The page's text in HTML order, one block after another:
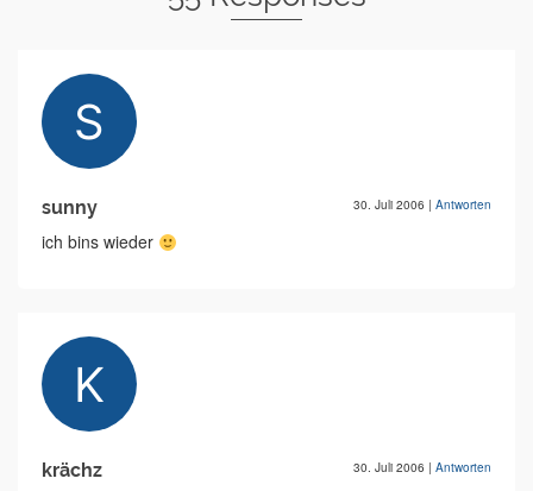
sunny 30. Juli 2006 | Antworten
ich bins wieder
krächz 30. Juli 2006 | Antworten